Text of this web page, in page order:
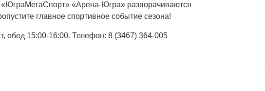
«Арена-Югра» разворачиваются
главное спортивное событие сезона!
обед 15:00-16:00. Телефон: 8 (3467) 364-005